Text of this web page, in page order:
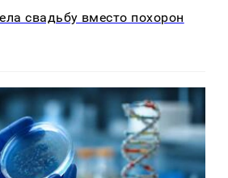
свадьбу вместо похорон